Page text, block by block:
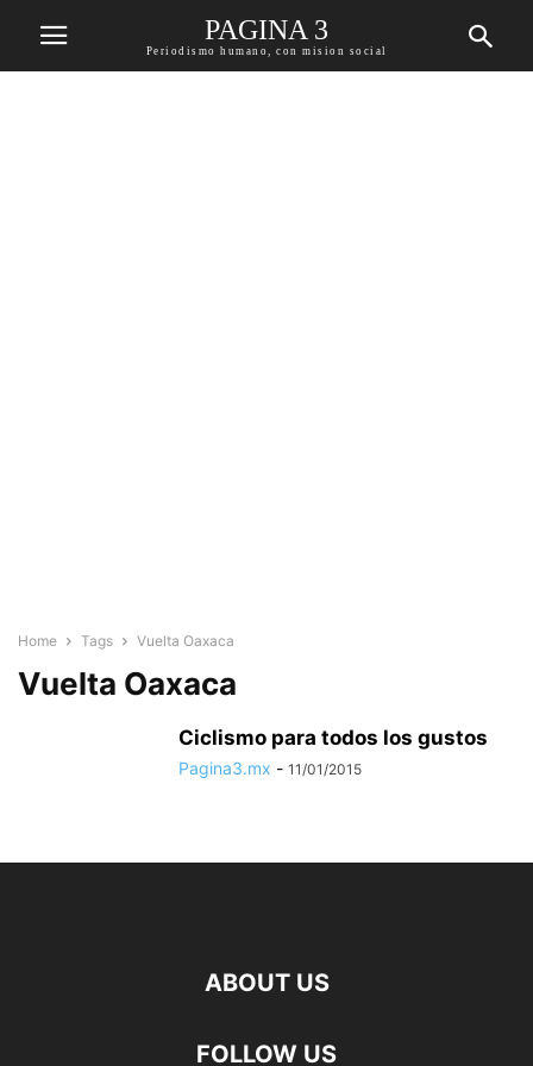
PAGINA 3
Periodismo humano, con mision social
Home Tags Vuelta Oaxaca
Vuelta Oaxaca
Ciclismo para todos los gustos
Pagina3.mx - 11/01/2015
ABOUT US
FOLLOW US